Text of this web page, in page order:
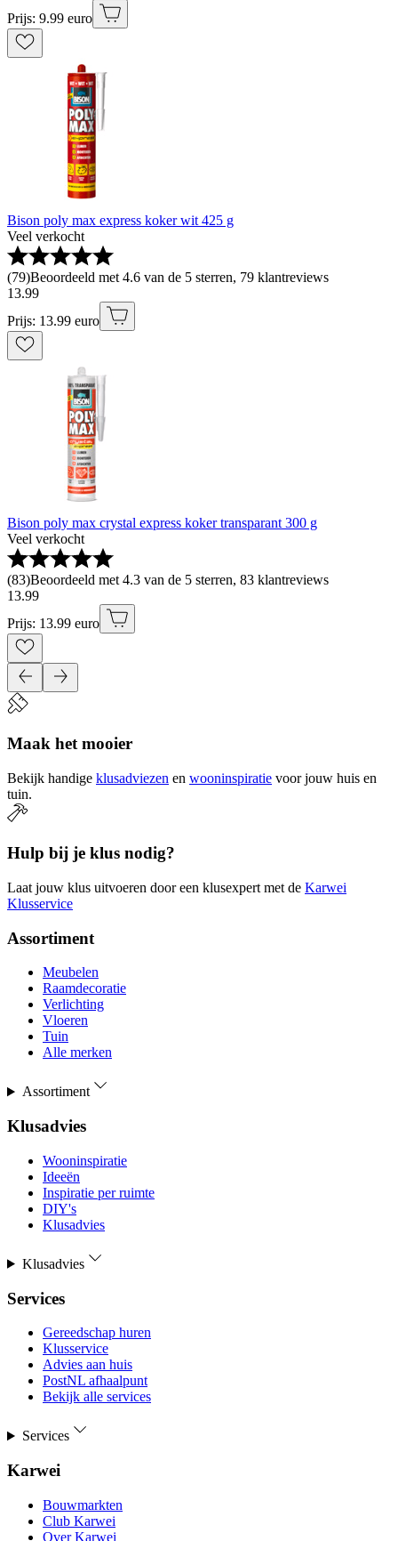
Prijs: 9.99 euro
Bison poly max express koker wit 425 g
Veel verkocht
(79)Beoordeeld met 4.6 van de 5 sterren, 79 klantreviews
13.99
Prijs: 13.99 euro
Bison poly max crystal express koker transparant 300 g
Veel verkocht
(83)Beoordeeld met 4.3 van de 5 sterren, 83 klantreviews
13.99
Prijs: 13.99 euro
Maak het mooier
Bekijk handige klusadviezen en wooninspiratie voor jouw huis en
tuin.
Hulp bij je klus nodig?
Laat jouw klus uitvoeren door een klusexpert met de Karwei
Klusservice
Assortiment
Meubelen
Raamdecoratie
Verlichting
Vloeren
Tuin
Alle merken
Assortiment
Klusadvies
Wooninspiratie
Ideeën
Inspiratie per ruimte
DIY's
Klusadvies
Klusadvies
Services
Gereedschap huren
Klusservice
Advies aan huis
PostNL afhaalpunt
Bekijk alle services
Services
Karwei
Bouwmarkten
Club Karwei
Over Karwei